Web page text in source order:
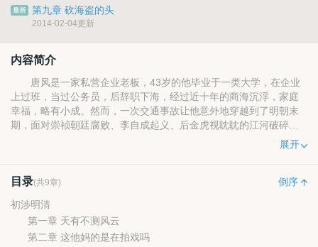
第九章 砍海盗的头
2014-02-04更新
内容简介
唐风是一家私营企业老板，43岁的他毕业于一类大学，在企业
上过班，当过公务员，后辞职下海，经过近十年的商海沉浮，家庭
幸福，略有小成。然而，一次交通事故让他意外地穿越到了明朝末
期，面对崇祯朝廷腐败、李自成起义、后金虎视眈眈的江河破碎的
局面，作为小军官的他决心走上一条争霸之路，建立自己的基业，
展开
目录(共9章)
倒序
初涉明清
第一章 天有不测风云
第二章 这他妈的是在拍戏吗